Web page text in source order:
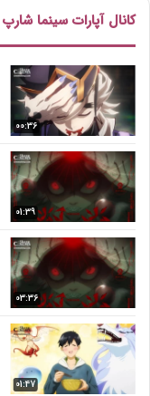
کانال آپارات سینما شارپ
00:36
01:39
03:36
01:47